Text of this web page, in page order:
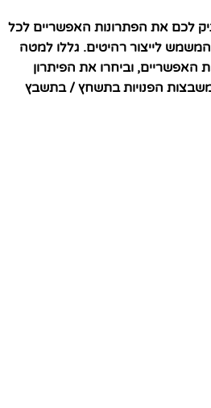
לכם את הפתרונות האפשריים לכל
לייצור רהיטים. גללו למטה
האפשריים, וביחרו את הפיתרון
הפנויות בתשחץ / בתשבץ